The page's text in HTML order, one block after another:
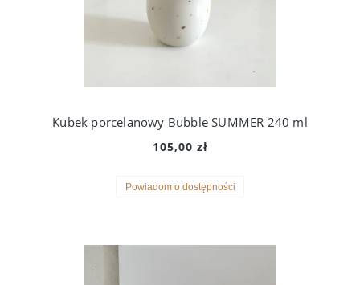
Kubek porcelanowy Bubble SUMMER 240 ml
105,00 zł
Powiadom o dostępności